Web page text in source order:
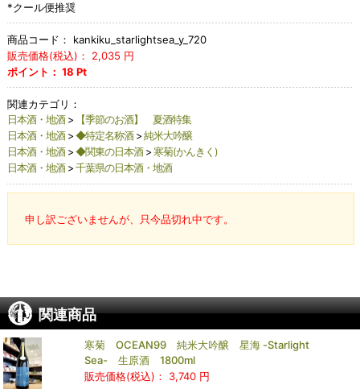
*クール便推奨
商品コード：
kankiku_starlightsea_y_720
販売価格(税込)：
2,035 円
ポイント： 18 Pt
関連カテゴリ：
日本酒・地酒>
【季節のお酒】 夏酒特集
日本酒・地酒> ◆特定名称酒> 純米大吟醸
日本酒・地酒> ◆関東の日本酒> 寒菊(かんきく)
日本酒・地酒> 千葉県の日本酒・地酒
申し訳ございませんが、只今品切れ中です。
関連商品
寒菊 OCEAN99 純米大吟醸 星海 -Starlight
Sea- 生原酒 1800ml
販売価格(税込)：
3,740 円